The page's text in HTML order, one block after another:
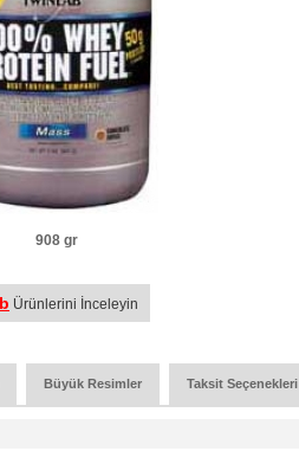
908 gr
Ürünlerini İnceleyin
Büyük Resimler Taksit Seçenekleri